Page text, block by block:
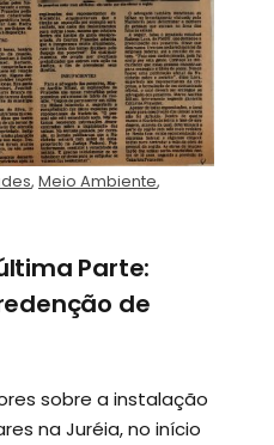
, Meio Ambiente,
Parte:
de
sobre a instalação
na Juréia, no início